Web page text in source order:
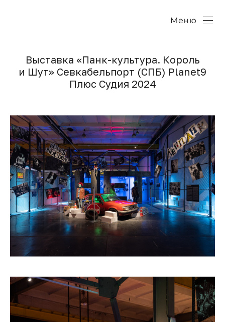
Меню
Выставка «Панк-культура. Король
и Шут» Севкабельпорт (СПБ) Planet9
Плюс Судия 2024